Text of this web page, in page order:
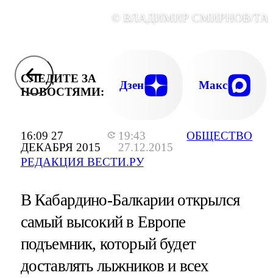
16:09 27
ДЕКАБРЯ 2015
19:43
27.12.2015
РЕДАКЦИЯ ВЕСТИ.РУ
ОБЩЕСТВО
© ВЛАДИМИР СМИРНОВ/
СЛЕДИТЕ ЗА
НОВОСТЯМИ:
Дзен Макс
В Кабардино-Балкарии открылся
самый высокий в Европе
подъемник, который будет
доставлять лыжников и всех